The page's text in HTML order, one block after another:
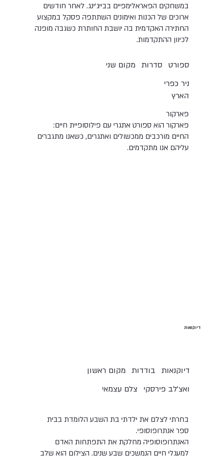
דיוקנאות
מקום ראשון בודדות דיוקנאות
צלם עצמאי
ואצ'לב פירסקי
בחרתי לצלם את ילדתי בת השבע הלומדת בבית
ספר אנתרופוסופי.
האנתרופוסופיה מחלקת את התפתחות האדם
למעגלי חיים הנמשכים שבע שנים. הצילום הוא שלב
במשחקים הפאראלימפיים בבייג'ינג. לאחר חודשים
ארוכים של הכנות ואימונים השתתפה פסקל במקצוע
החתירה האקדמית בה יושבת החותרת כשגבה מופנה
לכיוון ההתקדמות.
מקום שני סדרות ספורט
ניר כפרי
הארץ
פארקור
פארקור הוא ספורט אתגרי עם פילוסופיית חיים:
החיים מורכבים ממכשולים ואתגרים, כשאנו מתגברים
עליהם אנו מתקדמים.